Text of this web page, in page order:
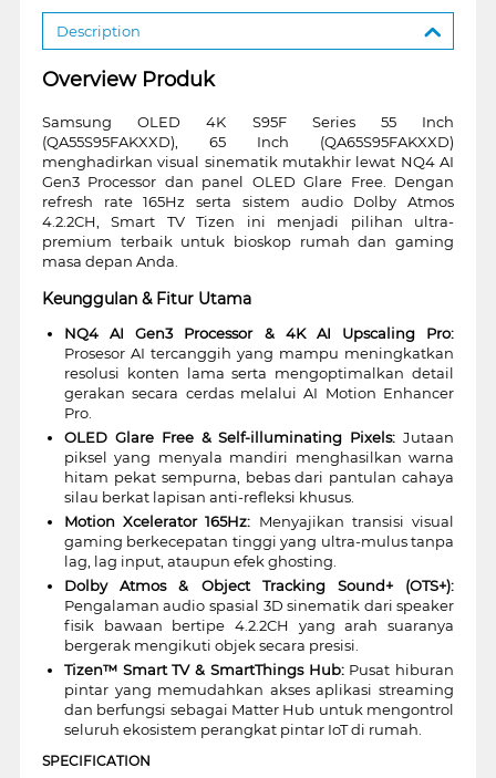
Description
Overview Produk
Samsung OLED 4K S95F Series 55 Inch
(QA55S95FAKXXD), 65 Inch (QA65S95FAKXXD)
menghadirkan visual sinematik mutakhir lewat NQ4 AI
Gen3 Processor dan panel OLED Glare Free. Dengan
refresh rate 165Hz serta sistem audio Dolby Atmos
4.2.2CH, Smart TV Tizen ini menjadi pilihan ultra-
premium terbaik untuk bioskop rumah dan gaming
masa depan Anda.
Keunggulan & Fitur Utama
NQ4 AI Gen3 Processor & 4K AI Upscaling Pro:
Prosesor AI tercanggih yang mampu meningkatkan
resolusi konten lama serta mengoptimalkan detail
gerakan secara cerdas melalui AI Motion Enhancer
Pro.
OLED Glare Free & Self-illuminating Pixels: Jutaan
piksel yang menyala mandiri menghasilkan warna
hitam pekat sempurna, bebas dari pantulan cahaya
silau berkat lapisan anti-refleksi khusus.
Motion Xcelerator 165Hz: Menyajikan transisi visual
gaming berkecepatan tinggi yang ultra-mulus tanpa
lag, lag input, ataupun efek ghosting.
Dolby Atmos & Object Tracking Sound+ (OTS+):
Pengalaman audio spasial 3D sinematik dari speaker
fisik bawaan bertipe 4.2.2CH yang arah suaranya
bergerak mengikuti objek secara presisi.
Tizen™ Smart TV & SmartThings Hub:Pusat hiburan
pintar yang memudahkan akses aplikasi streaming
dan berfungsi sebagai Matter Hub untuk mengontrol
seluruh ekosistem perangkat pintar IoT di rumah.
SPECIFICATION